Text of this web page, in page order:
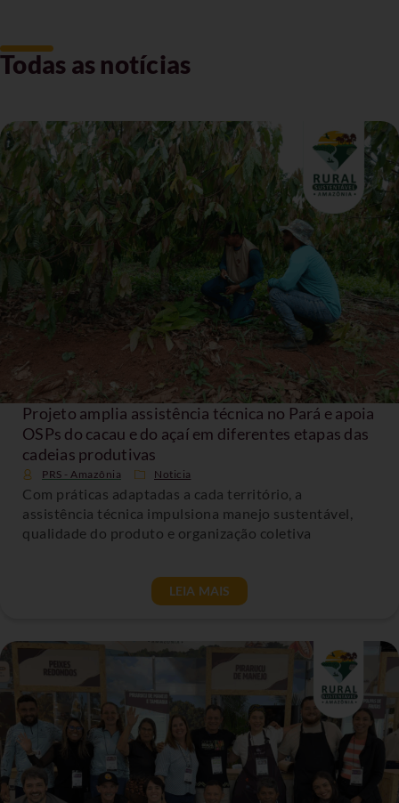
Todas as notícias
Projeto amplia assistência técnica no Pará e apoia
OSPs do cacau e do açaí em diferentes etapas das
cadeias produtivas
PRS - Amazônia Noticia
Com práticas adaptadas a cada território, a
assistência técnica impulsiona manejo sustentável,
qualidade do produto e organização coletiva
LEIA MAIS